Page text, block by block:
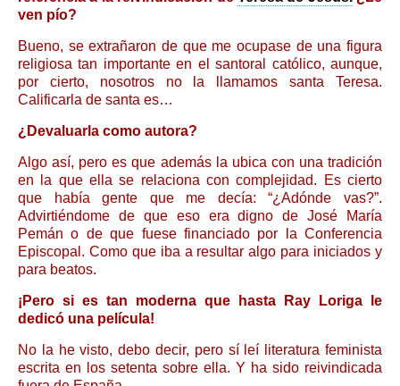
ven pío?
Bueno, se extrañaron de que me ocupase de una figura
religiosa tan importante en el santoral católico, aunque,
por cierto, nosotros no la llamamos santa Teresa.
Calificarla de santa es…
¿Devaluarla como auto­­ra?
Algo así, pero es que además la ubi­­ca con una tradición
en la que ella se relaciona con complejidad. Es cierto
que había gente que me decía: “¿Adónde vas?”.
Advirtiéndome de que eso era digno de José María
Pemán o de que fuese financiado por la Conferencia
Episcopal. Como que iba a resultar algo para iniciados y
para beatos.
¡Pero si es tan moderna que hasta Ray Loriga le
dedicó una película!
No la he visto, debo decir, pero sí leí literatura feminista
escrita en los setenta sobre ella. Y ha sido reivindicada